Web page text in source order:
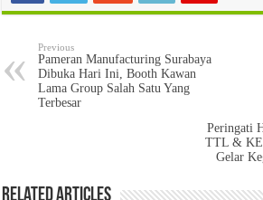
Previous
Pameran Manufacturing Surabaya
Dibuka Hari Ini, Booth Kawan
Lama Group Salah Satu Yang
Terbesar
Peringati
TTL &
Gelar